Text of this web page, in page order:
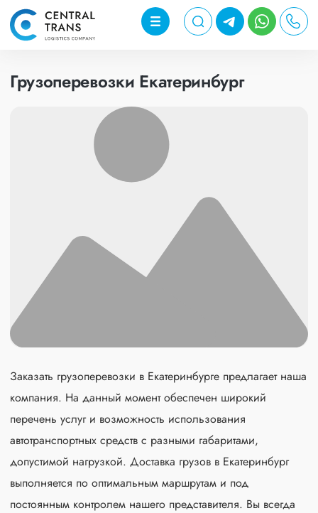
Грузоперевозки Екатеринбург
Заказать грузоперевозки в Екатеринбурге предлагает наша
компания. На данный момент обеспечен широкий
перечень услуг и возможность использования
автотранспортных средств с разными габаритами,
допустимой нагрузкой. Доставка грузов в Екатеринбург
выполняется по оптимальным маршрутам и под
постоянным контролем нашего представителя. Вы всегда